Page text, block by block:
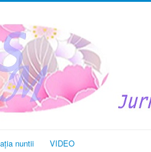
nuntii VIDEO